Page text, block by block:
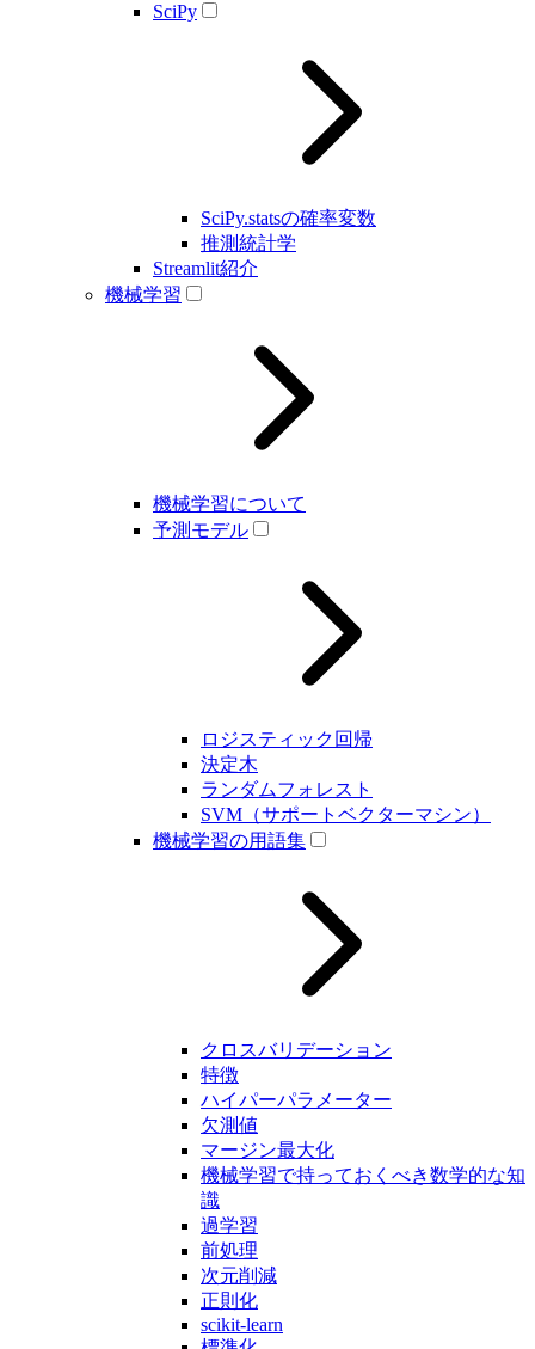
SciPy
SciPy.statsの確率変数
推測統計学
Streamlit紹介
機械学習
機械学習について
予測モデル
ロジスティック回帰
決定木
ランダムフォレスト
SVM（サポートベクターマシン）
機械学習の用語集
クロスバリデーション
特徴
ハイパーパラメーター
欠測値
マージン最大化
機械学習で持っておくべき数学的な知
識
過学習
前処理
次元削減
正則化
scikit-learn